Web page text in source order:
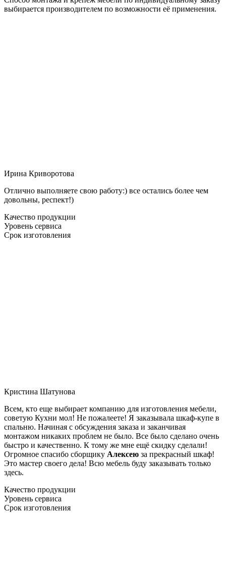
выбирается производителем по возможности её применения.
Ирина Криворотова
Отлично выполняете свою работу:) все остались более чем
довольны, респект!)
Качество продукции
Уровень сервиса
Срок изготовления
Кристина Шатунова
Всем, кто еще выбирает компанию для изготовления мебели,
советую Кухни мол! Не пожалеете! Я заказывала шкаф-купе в
спальню. Начиная с обсуждения заказа и заканчивая
монтажом никаких проблем не было. Все было сделано очень
быстро и качественно. К тому же мне ещё скидку сделали!
Огромное спасибо сборщику Алексею за прекрасный шкаф!
Это мастер своего дела! Всю мебель буду заказывать только
здесь.
Качество продукции
Уровень сервиса
Срок изготовления